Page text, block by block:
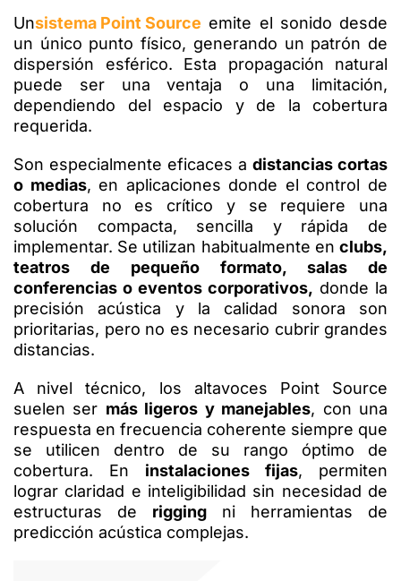
Unsistema Point Source emite el sonido desde
un único punto físico, generando un patrón de
dispersión esférico. Esta propagación natural
puede ser una ventaja o una limitación,
dependiendo del espacio y de la cobertura
requerida.
Son especialmente eficaces a distancias cortas
o medias, en aplicaciones donde el control de
cobertura no es crítico y se requiere una
solución compacta, sencilla y rápida de
implementar. Se utilizan habitualmente en clubs,
teatros de pequeño formato, salas de
conferencias o eventos corporativos, donde la
precisión acústica y la calidad sonora son
prioritarias, pero no es necesario cubrir grandes
distancias.
A nivel técnico, los altavoces Point Source
suelen ser más ligeros y manejables, con una
respuesta en frecuencia coherente siempre que
se utilicen dentro de su rango óptimo de
cobertura. En instalaciones fijas, permiten
lograr claridad e inteligibilidad sin necesidad de
estructuras de rigging ni herramientas de
predicción acústica complejas.